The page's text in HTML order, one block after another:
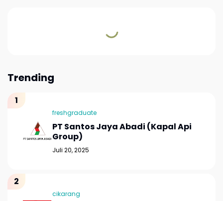
Trending
freshgraduate
PT Santos Jaya Abadi (Kapal Api
Group)
Juli 20, 2025
cikarang